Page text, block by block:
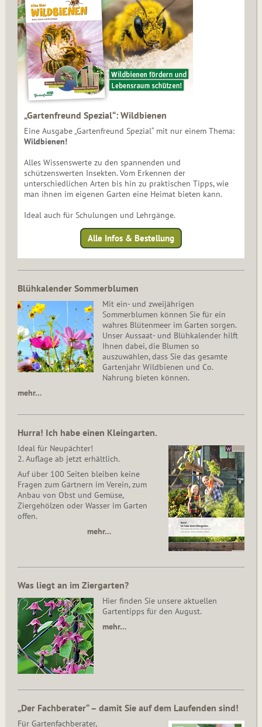
„Gartenfreund Spezial“: Wildbienen
Eine Ausgabe „Gartenfreund Spezial“ mit nur einem Thema:
Wildbienen!
Alles Wissenswerte zu den spannenden und
schützenswerten Insekten. Vom Erkennen der
unterschiedlichen Arten bis hin zu praktischen Tipps, wie
man ihnen im eigenen Garten eine Heimat bieten kann.
Ideal auch für Schulungen und Lehrgänge.
Alle Infos & Bestellung
Blühkalender Sommerblumen
Mit ein- und zweijährigen
Sommerblumen können Sie für ein
wahres Blütenmeer im Garten sorgen.
Unser Aussaat- und Blühkalender hilft
Ihnen dabei, die Blumen so
auszuwählen, dass Sie das gesamte
Gartenjahr Wildbienen und Co.
Nahrung bieten können.
mehr…
Hurra! Ich habe einen Kleingarten.
Ideal für Neupächter!
2. Auflage ab jetzt erhältlich.
Auf über 100 Seiten bleiben keine
Fragen zum Gärtnern im Verein, zum
Anbau von Obst und Gemüse,
Ziergehölzen oder Wasser im Garten
offen.
mehr…
Was liegt an im Ziergarten?
Hier finden Sie unsere aktuellen
Gartentipps für den August.
mehr…
„Der Fachberater“ – damit Sie auf dem Laufenden sind!
Für Gartenfachberater,